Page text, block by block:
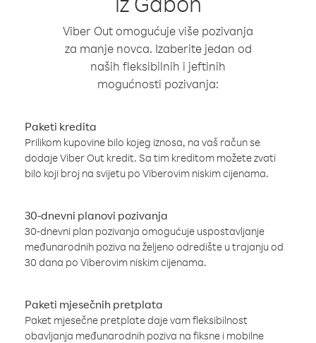
Viber Out omogućuje više pozivanja
za manje novca. Izaberite jedan od
naših fleksibilnih i jeftinih
mogućnosti pozivanja:
Paketi kredita
Prilikom kupovine bilo kojeg iznosa, na vaš račun se
dodaje Viber Out kredit. Sa tim kreditom možete zvati
bilo koji broj na svijetu po Viberovim niskim cijenama.
30-dnevni planovi pozivanja
30-dnevni plan pozivanja omogućuje uspostavljanje
međunarodnih poziva na željeno odredište u trajanju od
30 dana po Viberovim niskim cijenama.
Paketi mjesečnih pretplata
Paket mjesečne pretplate daje vam fleksibilnost
obavljanja međunarodnih poziva na fiksne i mobilne